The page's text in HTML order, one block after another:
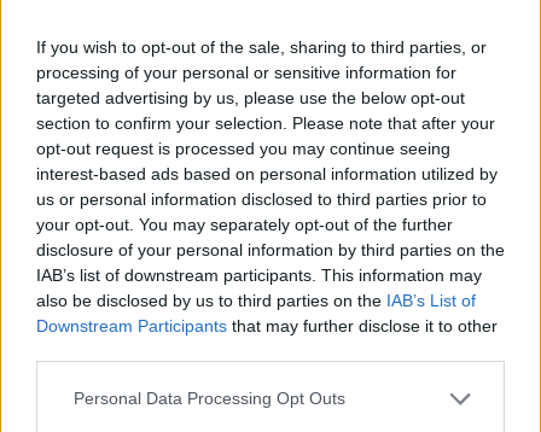
If you wish to opt-out of the sale, sharing to third parties, or
processing of your personal or sensitive information for
targeted advertising by us, please use the below opt-out
section to confirm your selection. Please note that after your
opt-out request is processed you may continue seeing
interest-based ads based on personal information utilized by
us or personal information disclosed to third parties prior to
your opt-out. You may separately opt-out of the further
disclosure of your personal information by third parties on the
IAB’s list of downstream participants. This information may
also be disclosed by us to third parties on the IAB’s List of
Downstream Participants that may further disclose it to other
Please note that this website/app uses one or more Google
Personal Data Processing Opt Outs
Κόσμος|15.06.2023 09:17
Σκάνδαλο στο Χάρβαρντ: Ο διευθυντής
του νεκροτομείου διώκεται για εμπορία
ανθρωπίνων οργάνων και λειψάνων
Δεν φέρεται να εμπλέκεται άλλο πρόσωπο
από το πανεπιστήμιο